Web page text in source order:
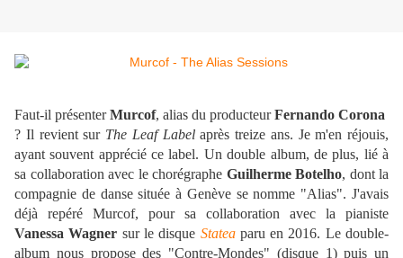
Faut-il présenterMurcof, alias du producteurFernando Corona
? Il revient sur The Leaf Labelaprès treize ans. Je m'en réjouis,
ayant souvent apprécié ce label. Un double album, de plus, lié à
sa collaboration avec le chorégraphe Guilherme Botelho, dont la
compagnie de danse située à Genève se nomme "Alias". J'avais
déjà repéré Murcof, pour sa collaboration avec la pianiste
Vanessa Wagner sur le disque Statea paru en 2016. Le double-
album nous propose des "Contre-Mondes" (disque 1) puis un